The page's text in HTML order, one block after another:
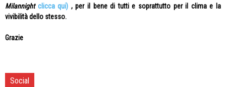
Milannight clicca qui) , per il bene di tutti e soprattutto per il clima e la
vivibilità dello stesso.
Grazie
Social